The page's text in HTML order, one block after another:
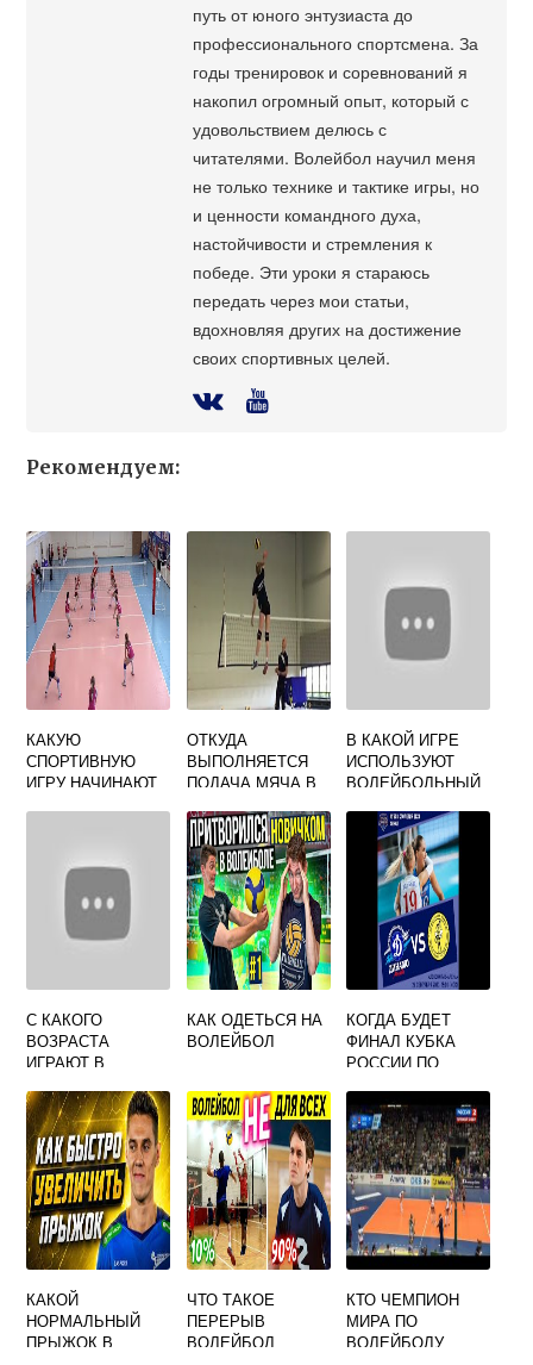
путь от юного энтузиаста до
профессионального спортсмена. За
годы тренировок и соревнований я
накопил огромный опыт, который с
удовольствием делюсь с
читателями. Волейбол научил меня
не только технике и тактике игры, но
и ценности командного духа,
настойчивости и стремления к
победе. Эти уроки я стараюсь
передать через мои статьи,
вдохновляя других на достижение
своих спортивных целей.
Рекомендуем:
КАКУЮ
СПОРТИВНУЮ
ИГРУ НАЧИНАЮТ
ТЕННИС
БАДМИНТОН
ОТКУДА
ВЫПОЛНЯЕТСЯ
ПОДАЧА МЯЧА В
ЗА ЛИЦЕВОЙ
ЛИНИИ
В КАКОЙ ИГРЕ
ИСПОЛЬЗУЮТ
ВОЛЕЙБОЛЬНЫЙ
ПИОНЕРБОЛ
БАСКЕТБОЛ
ГАНДБОЛ
С КАКОГО
ВОЗРАСТА
ИГРАЮТ В
КАК ОДЕТЬСЯ НА
ВОЛЕЙБОЛ
КОГДА БУДЕТ
ФИНАЛ КУБКА
РОССИИ ПО
СРЕДИ ЖЕНЩИН
КАКОЙ
НОРМАЛЬНЫЙ
ПРЫЖОК В
ЧТО ТАКОЕ
ПЕРЕРЫВ
ВОЛЕЙБОЛ
КТО ЧЕМПИОН
МИРА ПО
ВОЛЕЙБОЛУ